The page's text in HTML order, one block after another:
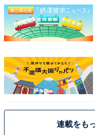
連載をも